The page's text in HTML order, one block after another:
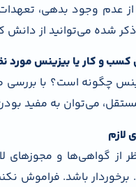
عدم وجود بدهی،
شده می‌توانید از دانش
کسب و کار یا بیزینس مورد
چگونه است؟ با
می‌توان به مفید
لازم
از گواهی‌ها و مجوزهای
باشد. فراموش